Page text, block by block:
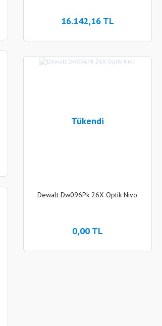
16.142,16 TL
Tükendi
Dewalt Dw096Pk 26X Optik Nivo
0,00 TL